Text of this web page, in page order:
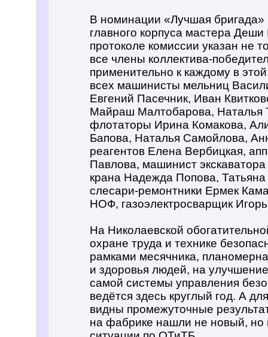
В номинации «Лучшая
главного корпуса мастера
протоколе комиссии указан не
все члены коллектива-
применительно к каждому в
всех машинисты мельниц
Евгений Пасечник, Иван
Майраш Малтобарова, Наталья
флотаторы Ирина Комакова,
Бапова, Наталья Самойлова,
реагентов Елена Вербицкая,
Павлова, машинист
крана Надежда Попова,
слесари-ремонтники Ермек
НОФ, газоэлектросварщик
На Николаевской
охране труда и технике
рамками месячника,
и здоровья людей, на
самой системы управления
ведётся здесь круглый год. А
видны промежуточные
на фабрике нашли не новый, но